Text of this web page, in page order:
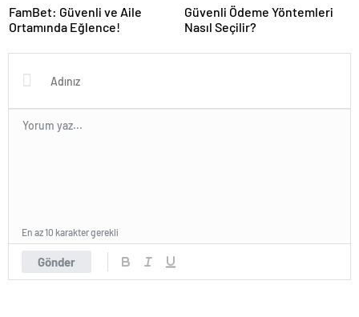
FamBet: Güvenli ve Aile
Ortamında Eğlence!
Güvenli Ödeme Yöntemleri
Nasıl Seçilir?
Gönder
En az 10 karakter gerekli